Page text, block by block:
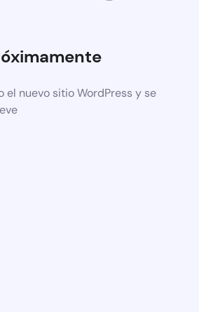
el nuevo sitio WordPress y se